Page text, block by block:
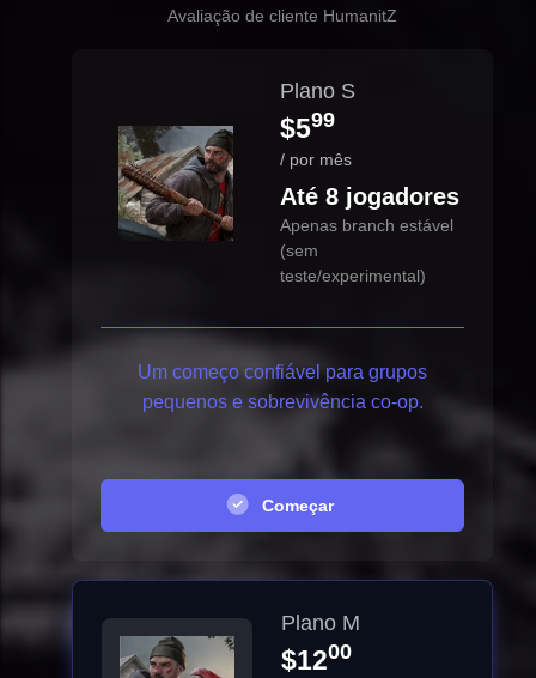
Avaliação de cliente HumanitZ
Plano S
$599
/ por mês
Até 8 jogadores
Apenas branch estável
(sem
teste/experimental)
Um começo confiável para grupos
pequenos e sobrevivência co-op.
Começar
Plano M
$1200